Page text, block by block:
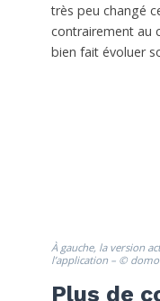
très peu changé
contrairement au
bien fait évoluer
À gauche, la version
l’application – ©
Plus de